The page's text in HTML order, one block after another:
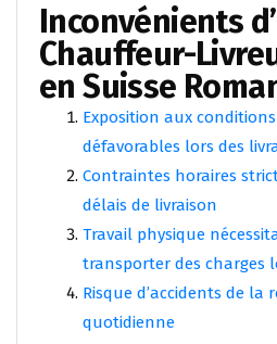
Inconvénients
Chauffeur-
en Suisse
Exposition aux
défavorables lors des
Contraintes horaires
délais de livraison
Travail physique
transporter des charges
Risque d’accidents de
quotidienne